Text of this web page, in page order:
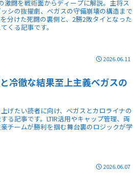
激闘を戦術面からディープに解説。主将ス
シの抜擢劇、ベガスの守備崩壊の構造まで
分けた死闘の裏側と、2勝2敗タイとなった
くる記事です。
2026.06.11
冷徹な結果至上主義ベガスの
げたい読者に向け、ベガスとカロライナの
る記事です。LTIR活用やキャップ管理、両
チームが勝利を掴む舞台裏のロジックが学
2026.06.07